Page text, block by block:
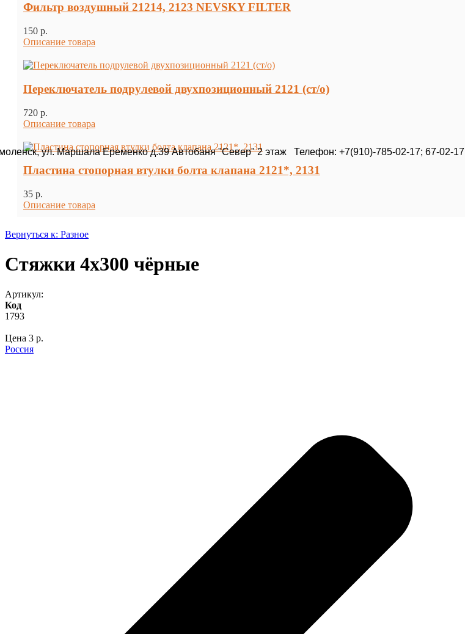
ул. Маршала Еременко д.39 Автобаня "Север" 2 этаж Телефон: +7(910)-785-02-17; 67-02-17
Фильтр воздушный 21214, 2123 NEVSKY FILTER
150 p.
Описание товара
Переключатель подрулевой двухпозиционный 2121 (ст/о)
720 p.
Описание товара
Пластина стопорная втулки болта клапана 2121*, 2131
35 p.
Описание товара
Вернуться к: Разное
Стяжки 4х300 чёрные
Артикул:
Код
1793
Цена 3 p.
Россия